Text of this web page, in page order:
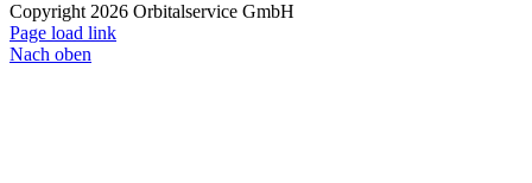
Copyright 2026 Orbitalservice GmbH
Page load link
Nach oben